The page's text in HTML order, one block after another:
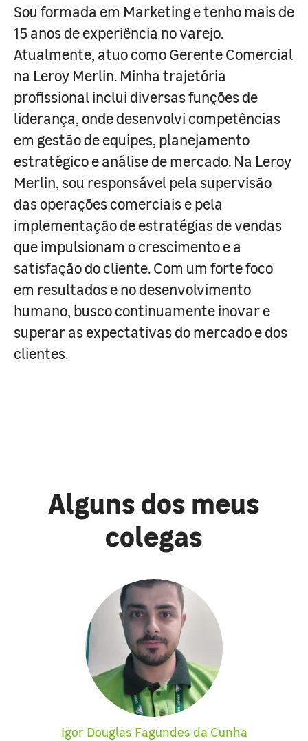
Sou formada em Marketing e tenho mais de
15 anos de experiência no varejo.
Atualmente, atuo como Gerente Comercial
na Leroy Merlin. Minha trajetória
profissional inclui diversas funções de
liderança, onde desenvolvi competências
em gestão de equipes, planejamento
estratégico e análise de mercado. Na Leroy
Merlin, sou responsável pela supervisão
das operações comerciais e pela
implementação de estratégias de vendas
que impulsionam o crescimento e a
satisfação do cliente. Com um forte foco
em resultados e no desenvolvimento
humano, busco continuamente inovar e
superar as expectativas do mercado e dos
clientes.
Alguns dos meus
colegas
Igor Douglas Fagundes da Cunha